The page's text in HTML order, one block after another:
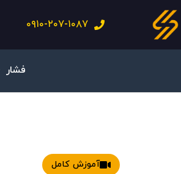
رفتن
به
محتوا
۰۹۱۰-۲۰۷-۱۰۸۷
فشار
آموزش کامل